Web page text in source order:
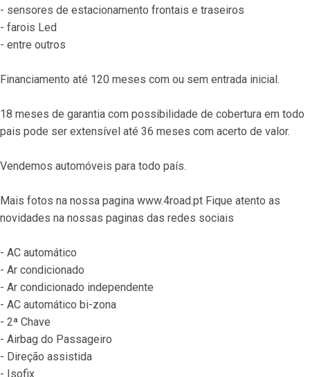
- sensores de estacionamento frontais e traseiros
- farois Led
- entre outros
Financiamento até 120 meses com ou sem entrada inicial.
18 meses de garantia com possibilidade de cobertura em todo
pais pode ser extensível até 36 meses com acerto de valor.
Vendemos automóveis para todo país.
Mais fotos na nossa pagina www.4road.pt Fique atento as
novidades na nossas paginas das redes sociais
- AC automático
- Ar condicionado
- Ar condicionado independente
- AC automático bi-zona
- 2ª Chave
- Airbag do Passageiro
- Direção assistida
- Isofix